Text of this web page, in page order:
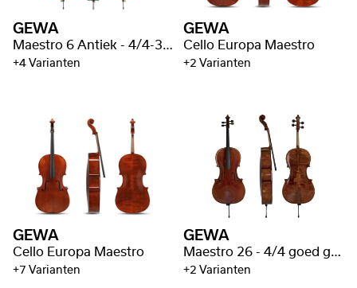
GEWA
Maestro 6 Antiek - 4/4-3/4 goed gevlamd
+4 Varianten
GEWA
Cello Europa Maestro
+2 Varianten
GEWA
Cello Europa Maestro
+7 Varianten
GEWA
Maestro 26 - 4/4 goed gevlamd
+2 Varianten